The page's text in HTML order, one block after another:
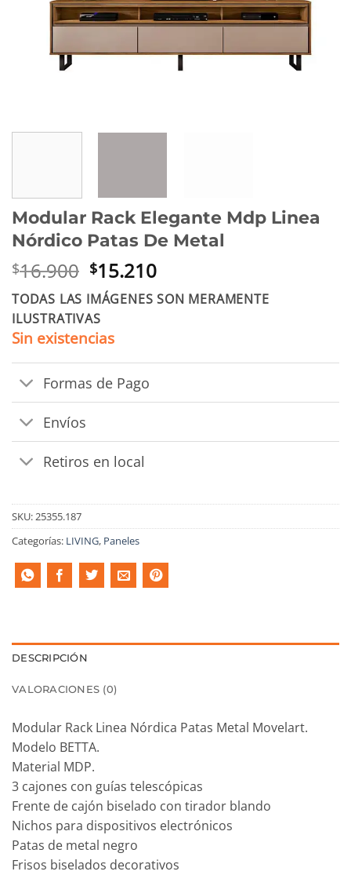
Modular Rack Elegante Mdp Linea
Nórdico Patas De Metal
$16.900 El
precio
original
era:
$16.900.
$15.210El
precio
actual
TODAS LAS IMÁGENES SON MERAMENTE
ILUSTRATIVAS
Sin existencias
Formas de Pago
Envíos
Retiros en local
SKU:25355.187
Categorías: LIVING, Paneles
DESCRIPCIÓN
VALORACIONES (0)
Modular Rack Linea Nórdica Patas Metal Movelart.
Modelo BETTA.
Material MDP.
3 cajones con guías telescópicas
Frente de cajón biselado con tirador blando
Nichos para dispositivos electrónicos
Patas de metal negro
Frisos biselados decorativos